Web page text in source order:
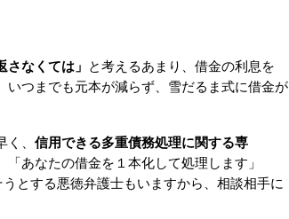
さなくては」
と考えるあまり、借金の利息を
でも元本が減らず、雪だるま式に借金が
、 信用できる多重債務処理に関する専
「あなたの借金を１本化して処理します」
とする悪徳弁護士もいますから、相談相手に